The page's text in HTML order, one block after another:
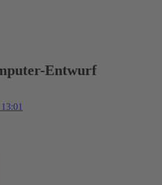
Entwurf